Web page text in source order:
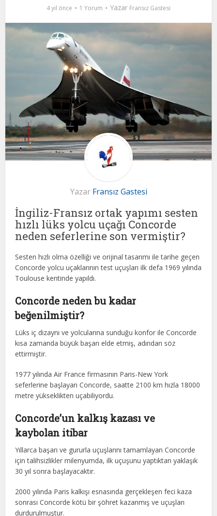
4 yıl önce 1 Yorum Yazar Fransız Gastesi
Yazar Fransız Gastesi
İngiliz-Fransız ortak yapımı sesten
hızlı lüks yolcu uçağı Concorde
neden seferlerine son vermiştir?
Sesten hızlı olma özelliği ve orijinal tasarımı ile tarihe geçen
Concorde yolcu uçaklarının test uçuşları ilk defa 1969 yılında
Toulouse kentinde yapıldı.
Concorde neden bu kadar
beğenilmiştir?
Lüks iç dizaynı ve yolcularına sunduğu konfor ile Concorde
kısa zamanda büyük başarı elde etmiş, adından söz
ettirmiştir.
1977 yılında Air France firmasının Paris-New York
seferlerine başlayan Concorde, saatte 2100 km hızla 18000
metre yükseklikten uçabiliyordu.
Concorde’un kalkış kazası ve
kaybolan itibar
Yıllarca başarı ve gururla uçuşlarını tamamlayan Concorde
için talihsizlikler milenyumda, ilk uçuşunu yaptıktan yaklaşık
30 yıl sonra başlayacaktır.
2000 yılında Paris kalkışı esnasında gerçekleşen feci kaza
sonrası Concorde kötü bir şöhret kazanmış ve uçuşları
durdurulmuştur.